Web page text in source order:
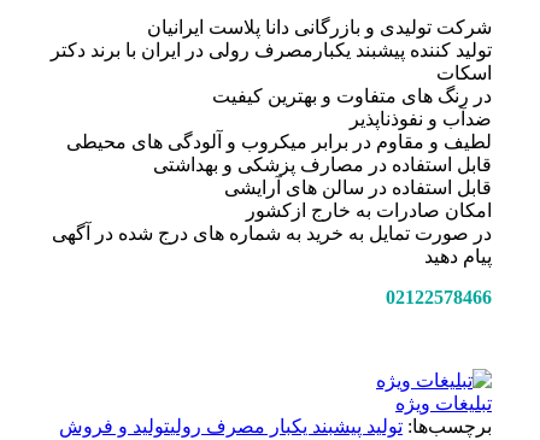
شرکت تولیدی و بازرگانی دانا پلاست ایرانیان
تولید کننده پیشبند یکبارمصرف رولی در ایران با برند دکتر
اسکات
در رنگ های متفاوت و بهترین کیفیت
ضدآب و نفوذناپذیر
لطیف و مقاوم در برابر میکروب و آلودگی های محیطی
قابل استفاده در مصارف پزشکی و بهداشتی
قابل استفاده در سالن های آرایشی
امکان صادرات به خارج ازکشور
در صورت تمایل به خرید به شماره های درج شده در آگهی
پیام دهید
02122578466
تبلیغات ویژه
برچسب‌ها:تولید پیشبند یکبار مصرف رولی تولید و فروش